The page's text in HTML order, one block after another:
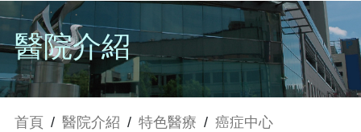
醫院介紹
首頁 / 醫院介紹 / 特色醫療 / 癌症中心